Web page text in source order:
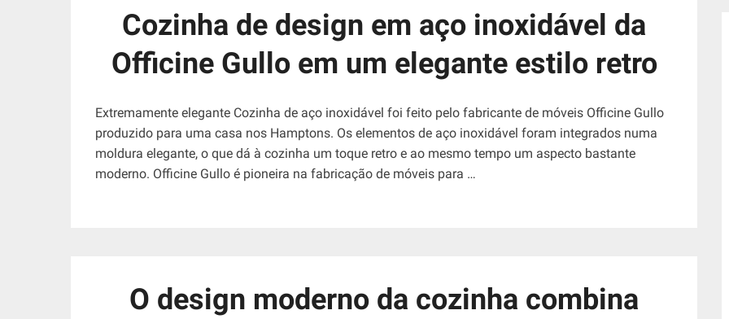
Cozinha de design em aço inoxidável da
Officine Gullo em um elegante estilo retro
Extremamente elegante Cozinha de aço inoxidável foi feito pelo fabricante de móveis Officine Gullo
produzido para uma casa nos Hamptons. Os elementos de aço inoxidável foram integrados numa
moldura elegante, o que dá à cozinha um toque retro e ao mesmo tempo um aspecto bastante
moderno. Officine Gullo é pioneira na fabricação de móveis para …
O design moderno da cozinha combina